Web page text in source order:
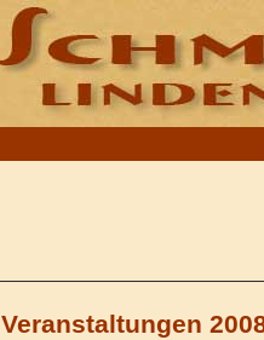
Veranstaltungen